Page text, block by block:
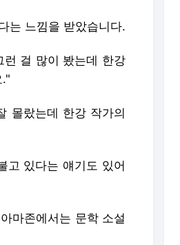
는 느낌을 받았습니다.
걸 많이 봤는데 한강
몰랐는데 한강 작가의
고 있다는 얘기도 있어
마존에서는 문학 소설